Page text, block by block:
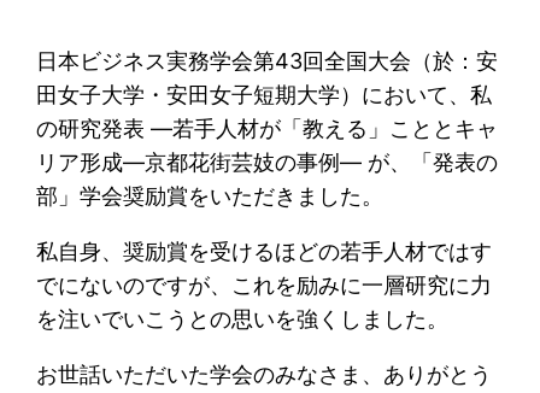
日本ビジネス実務学会第43回全国大会（於：安
田女子大学・安田女子短期大学）において、私
の研究発表 ―若手人材が「教える」こととキャ
リア形成―京都花街芸妓の事例― が、「発表の
部」学会奨励賞をいただきました。
私自身、奨励賞を受けるほどの若手人材ではす
でにないのですが、これを励みに一層研究に力
を注いでいこうとの思いを強くしました。
お世話いただいた学会のみなさま、ありがとう